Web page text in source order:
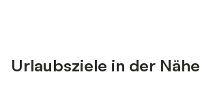
Urlaubsziele in der Nähe